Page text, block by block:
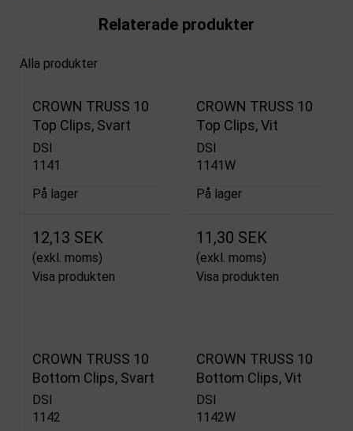
Relaterade produkter
Alla produkter
CROWN TRUSS 10
Top Clips, Svart
DSI
1141
På lager
12,13 SEK
(exkl. moms)
Visa produkten
CROWN TRUSS 10
Top Clips, Vit
DSI
1141W
På lager
11,30 SEK
(exkl. moms)
Visa produkten
CROWN TRUSS 10
Bottom Clips, Svart
DSI
1142
CROWN TRUSS 10
Bottom Clips, Vit
DSI
1142W